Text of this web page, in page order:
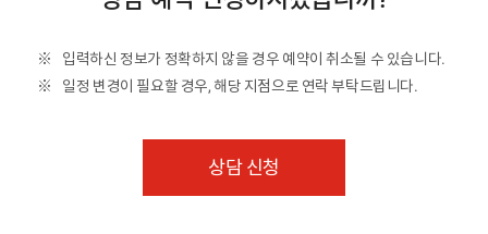
입력하신 정보가 정확하지 않을 경우 예약이 취소될 수 있습니다.
일정 변경이 필요할 경우, 해당 지점으로 연락 부탁드립니다.
상담 신청